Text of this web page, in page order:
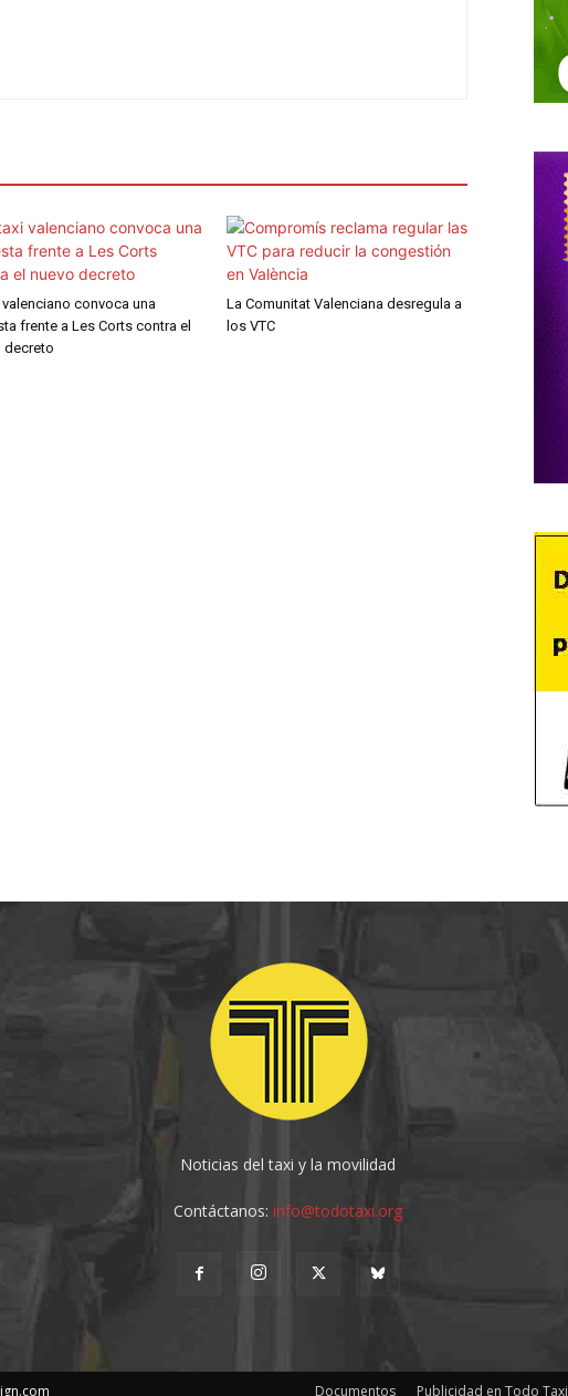
valenciano convoca una
frente a Les Corts contra el
decreto
La Comunitat Valenciana desregula a
los VTC
Noticias del taxi y la movilidad
Contáctanos:info@todotaxi.org
Documentos Publicidad en Todo Taxi